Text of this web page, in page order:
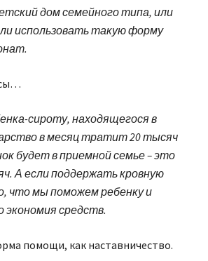
дом семейного типа, или
использовать такую форму
сироту, находящегося в
в месяц тратит 20 тысяч
будет в приемной семье – это
А если поддержать кровную
что мы поможем ребенку и
экономия средств.
помощи, как наставничество.